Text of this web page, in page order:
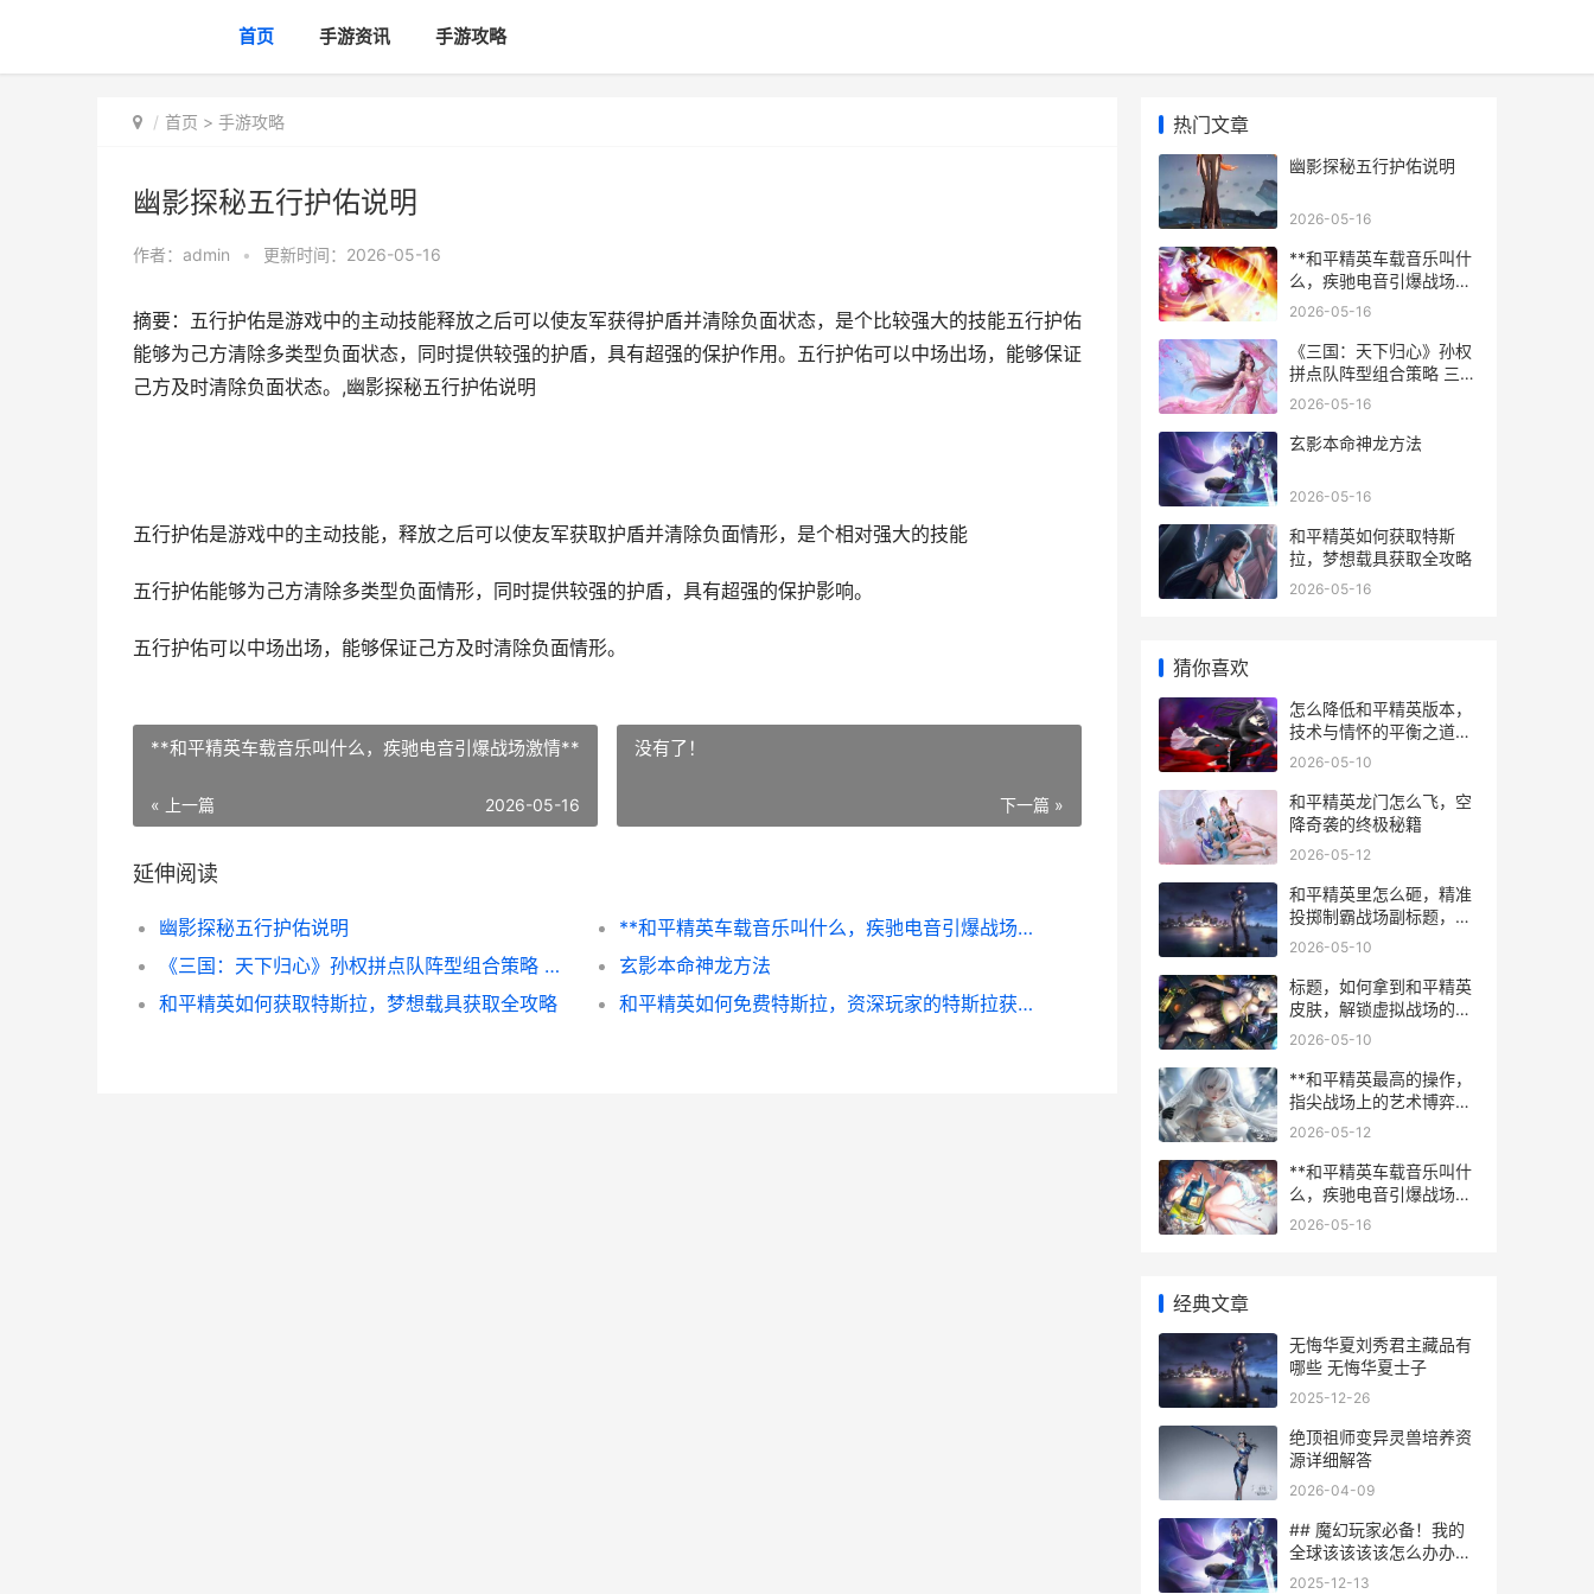
首页 手游资讯 手游攻略
首页 > 手游攻略
幽影探秘五行护佑说明
作者： admin • 更新时间：2026-05-16
摘要：五行护佑是游戏中的主动技能释放之后可以使友军获得护盾并清除负面状态，是个比较强大的技能五行护佑
能够为己方清除多类型负面状态，同时提供较强的护盾，具有超强的保护作用。五行护佑可以中场出场，能够保证
己方及时清除负面状态。,幽影探秘五行护佑说明
五行护佑是游戏中的主动技能，释放之后可以使友军获取护盾并清除负面情形，是个相对强大的技能
五行护佑能够为己方清除多类型负面情形，同时提供较强的护盾，具有超强的保护影响。
五行护佑可以中场出场，能够保证己方及时清除负面情形。
**和平精英车载音乐叫什么，疾驰电音引爆战场激情**
« 上一篇 2026-05-16
没有了！
下一篇 »
延伸阅读
幽影探秘五行护佑说明
**和平精英车载音乐叫什么，疾驰电音引爆战场激情**
《三国：天下归心》孙权拼点队阵型组合策略 三国天下归心
玄影本命神龙方法
和平精英如何获取特斯拉，梦想载具获取全攻略
和平精英如何免费特斯拉，资深玩家的特斯拉获取全攻略
热门文章
幽影探秘五行护佑说明
2026-05-16
**和平精英车载音乐叫什
么，疾驰电音引爆战场激
情**
2026-05-16
《三国：天下归心》孙权
拼点队阵型组合策略 三国
天下归心
2026-05-16
玄影本命神龙方法
2026-05-16
和平精英如何获取特斯
拉，梦想载具获取全攻略
2026-05-16
猜你喜欢
怎么降低和平精英版本，
技术与情怀的平衡之道，
副标题，老玩家的深度思
2026-05-10
和平精英龙门怎么飞，空
降奇袭的终极秘籍
2026-05-12
和平精英里怎么砸，精准
投掷制霸战场副标题，手
雷艺术与战术革新全解析
2026-05-10
标题，如何拿到和平精英
皮肤，解锁虚拟战场的荣
耀衣装副标题
2026-05-10
**和平精英最高的操作，
指尖战场上的艺术博弈，
副标题，论极致操作与战
2026-05-12
**和平精英车载音乐叫什
么，疾驰电音引爆战场激
情**
2026-05-16
经典文章
无悔华夏刘秀君主藏品有
哪些 无悔华夏士子
2025-12-26
绝顶祖师变异灵兽培养资
源详细解答
2026-04-09
## 魔幻玩家必备！我的
全球该该该该怎么办办办
办把自己变成僵尸
2025-12-13